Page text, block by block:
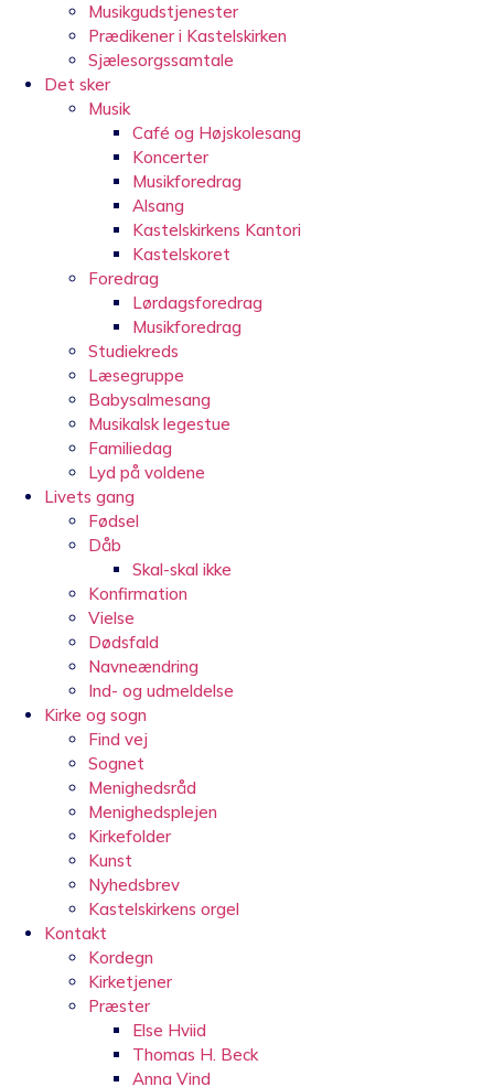
Musikgudstjenester
Prædikener i Kastelskirken
Sjælesorgssamtale
Det sker
Musik
Café og Højskolesang
Koncerter
Musikforedrag
Alsang
Kastelskirkens Kantori
Kastelskoret
Foredrag
Lørdagsforedrag
Musikforedrag
Studiekreds
Læsegruppe
Babysalmesang
Musikalsk legestue
Familiedag
Lyd på voldene
Livets gang
Fødsel
Dåb
Skal-skal ikke
Konfirmation
Vielse
Dødsfald
Navneændring
Ind- og udmeldelse
Kirke og sogn
Find vej
Sognet
Menighedsråd
Menighedsplejen
Kirkefolder
Kunst
Nyhedsbrev
Kastelskirkens orgel
Kontakt
Kordegn
Kirketjener
Præster
Else Hviid
Thomas H. Beck
Anna Vind